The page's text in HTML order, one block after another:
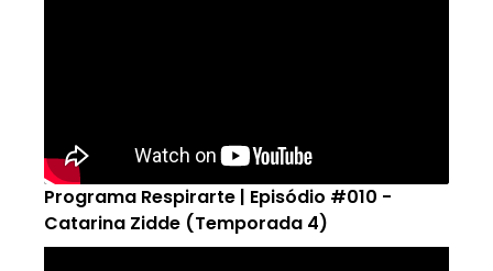
Programa Respirarte | Episódio #010 -
Catarina Zidde (Temporada 4)